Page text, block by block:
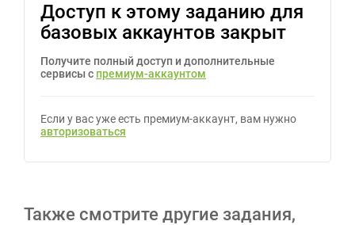
Доступ к этому заданию для
базовых аккаунтов закрыт
Получите полный доступ и дополнительные
сервисы с премиум-аккаунтом
Если у вас уже есть премиум-аккаунт, вам нужно
авторизоваться
Также смотрите другие задания,